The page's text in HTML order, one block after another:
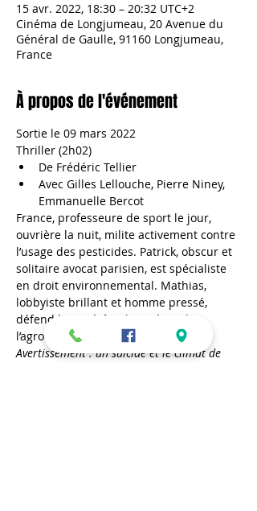
15 avr. 2022, 18:30 – 20:32 UTC+2
Cinéma de Longjumeau, 20 Avenue du
Général de Gaulle, 91160 Longjumeau,
France
À propos de l'événement
Sortie le 09 mars 2022
Thriller (2h02)
De Frédéric Tellier
Avec Gilles Lellouche, Pierre Niney,
Emmanuelle Bercot
France, professeure de sport le jour,
ouvrière la nuit, milite activement contre
l’usage des pesticides. Patrick, obscur et
solitaire avocat parisien, est spécialiste
en droit environnemental. Mathias,
lobbyiste brillant et homme pressé,
défend les intérêts d’un géant de
l’agrochimie.
Avertissement : un suicide et le climat de